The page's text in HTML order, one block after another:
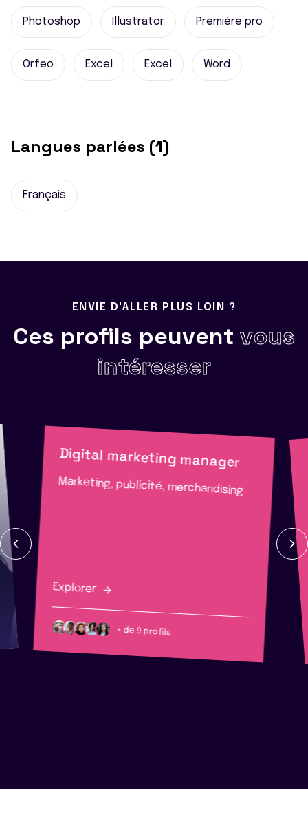
Photoshop Illustrator Première pro
Orfeo Excel Excel Word
Langues parlées (1)
Français
ENVIE D'ALLER PLUS LOIN ?
Ces profils peuvent vous
intéresser
Digital marketing manager
Marketing, publicité, merchandising
Explorer
+ de 9 profils